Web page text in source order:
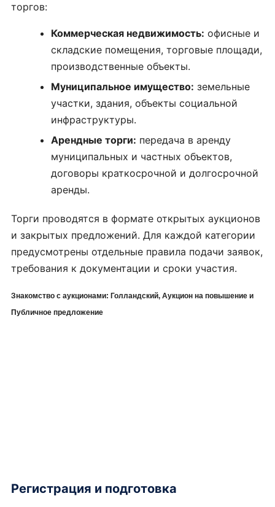
торгов:
Коммерческая недвижимость: офисные и
складские помещения, торговые площади,
производственные объекты.
Муниципальное имущество: земельные
участки, здания, объекты социальной
инфраструктуры.
Арендные торги: передача в аренду
муниципальных и частных объектов,
договоры краткосрочной и долгосрочной
аренды.
Торги проводятся в формате открытых аукционов
и закрытых предложений. Для каждой категории
предусмотрены отдельные правила подачи заявок,
требования к документации и сроки участия.
Знакомство с аукционами: Голландский, Аукцион на повышение и
Публичное предложение
Регистрация и подготовка